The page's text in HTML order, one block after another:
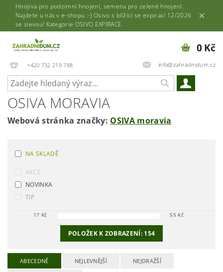
Hnojiva pro podzimní hnojení, semena pro zelené hnojení.
Najdete u nás v e-shopu :-) Osivo s blížící se expirací 12/2026
se slevou! Kategorie OSIVO EXPIRACE.
+420 732 219 788 info@zahradnidum.cz
0 Kč
OSIVA MORAVIA
Webová stránka značky: OSIVA moravia
NA SKLADĚ
AKCE
NOVINKA
TIP
17 Kč 55 Kč
POLOŽEK K ZOBRAZENÍ: 154
ABECEDNĚ NEJLEVNĚJŠÍ NEJDRAŽŠÍ